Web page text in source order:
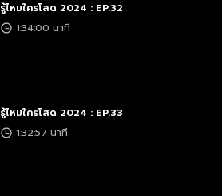
รู้ไหมใครโสด 2024 : EP.32
1:34:00 นาที
รู้ไหมใครโสด 2024 : EP.33
1:32:57 นาที